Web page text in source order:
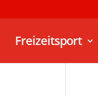
Freizeitsport